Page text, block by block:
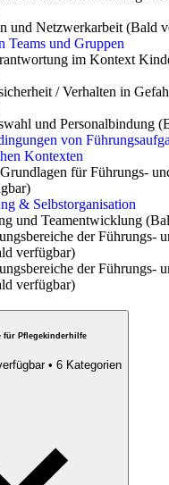
und Netzwerkarbeit (Bald
Teams und Gruppen
im Kontext
/ Verhalten in
und Personalbindung (
von
Kontexten
für Führungs-
)
& Selbstorganisation
und Teamentwicklung (
der Führungs-
verfügbar)
der Führungs-
verfügbar)
für Pflegekinderhilfe
• 6 Kategorien